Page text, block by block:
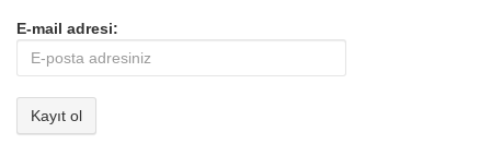
E-mail adresi: